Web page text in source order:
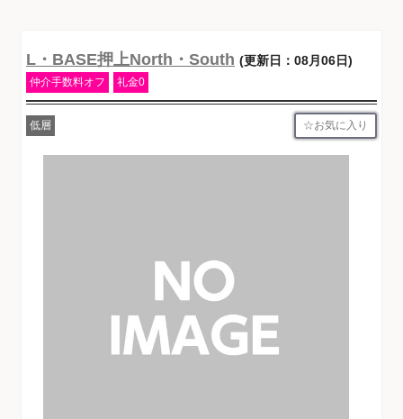
L・BASE押上North・South (更新日：08月06日)
仲介手数料オフ 礼金0
低層 お気に入り